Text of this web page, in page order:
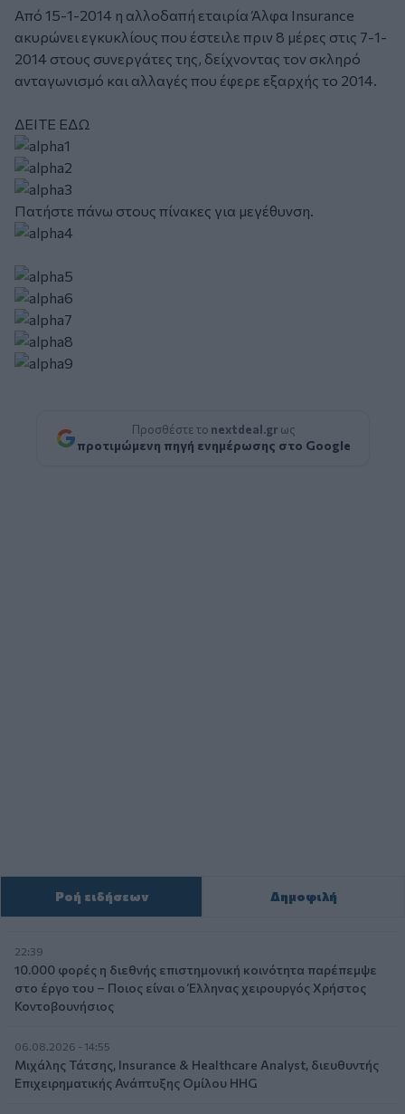
Από 15-1-2014 η αλλοδαπή εταιρία Άλφα Insurance
ακυρώνει εγκυκλίους που έστειλε πριν 8 μέρες στις 7-1-
2014 στους συνεργάτες της, δείχνοντας τον σκληρό
ανταγωνισμό και αλλαγές που έφερε εξαρχής το 2014.
ΔΕΙΤΕ ΕΔΩ
Πατήστε πάνω στους πίνακες για μεγέθυνση.
Προσθέστε το nextdeal.gr ως
προτιμώμενη πηγή ενημέρωσης στο Google
Ροή ειδήσεων Δημοφιλή
22:39
10.000 φορές η διεθνής επιστημονική κοινότητα παρέπεμψε
στο έργο του – Ποιος είναι ο Έλληνας χειρουργός Χρήστος
Κοντοβουνήσιος
06.08.2026 - 14:55
Μιχάλης Τάτσης, Insurance & Healthcare Analyst, διευθυντής
Επιχειρηματικής Ανάπτυξης Ομίλου HHG